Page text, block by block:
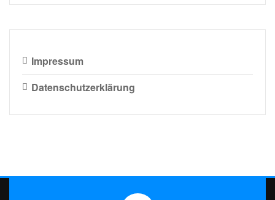
Impressum
Datenschutzerklärung